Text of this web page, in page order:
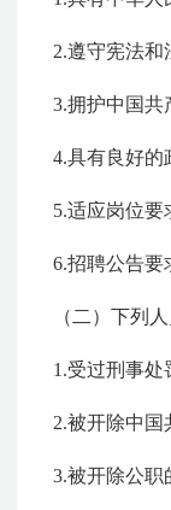
2.遵守宪法和
3.拥护中国共
4.具有良好的
5.适应岗位要
6.招聘公告要
（二）下列
1.受过刑事处
2.被开除中国
3.被开除公职